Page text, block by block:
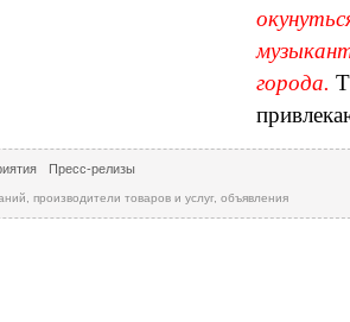
города.
Пресс-релизы
производители товаров и услуг, объявления